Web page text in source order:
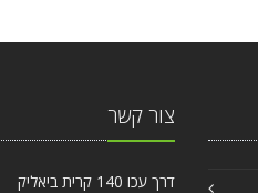
צור קשר
דרך עכו 140 קרית ביאליק